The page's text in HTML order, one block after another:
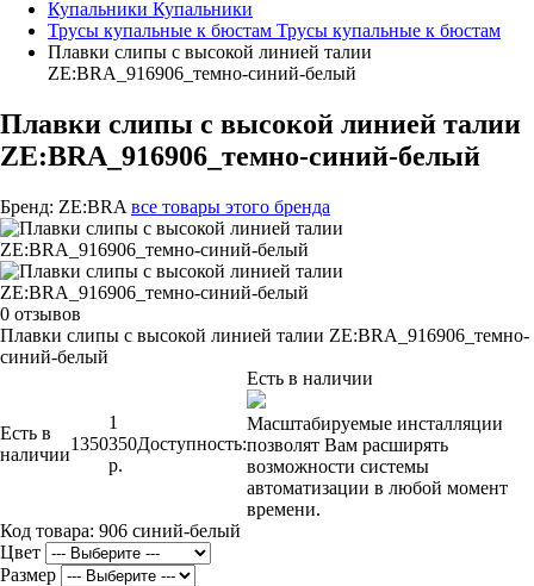
Купальники Купальники
Трусы купальные к бюстам Трусы купальные к бюстам
Плавки слипы с высокой линией талии
ZE:BRA_916906_темно-синий-белый
Плавки слипы с высокой линией талии
ZE:BRA_916906_темно-синий-белый
Бренд: ZE:BRA все товары этого бренда
0 отзывов
Плавки слипы с высокой линией талии ZE:BRA_916906_темно-
синий-белый
Есть в
наличии
1350
1
350
р.
Доступность:
Есть в наличии
Масштабируемые инсталляции
позволят Вам расширять
возможности системы
автоматизации в любой момент
времени.
Код товара: 906 синий-белый
Цвет
Размер